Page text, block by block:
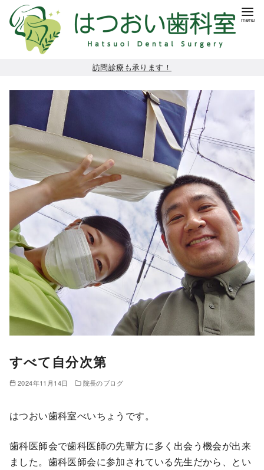
訪問診療も承ります！
すべて自分次第
2024年11月14日 院長のブログ
はつおい歯科室べいちょうです。
歯科医師会で歯科医師の先輩方に多く出会う機会が出来
ました。歯科医師会に参加されている先生だから、とい